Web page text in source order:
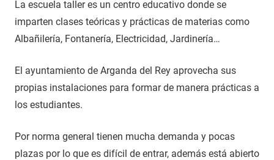
La escuela taller es un centro educativo donde se
imparten clases teóricas y prácticas de materias como
Albañilería, Fontanería, Electricidad, Jardinería…
El ayuntamiento de Arganda del Rey aprovecha sus
propias instalaciones para formar de manera prácticas a
los estudiantes.
Por norma general tienen mucha demanda y pocas
plazas por lo que es difícil de entrar, además está abierto